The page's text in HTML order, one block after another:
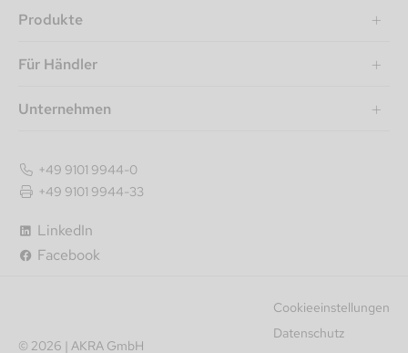
Produkte
Für Händler
Unternehmen
LinkedIn
Facebook
+49 9101 9944-0
+49 9101 9944-33
© 2026 | AKRA GmbH
Cookieeinstellungen
Datenschutz